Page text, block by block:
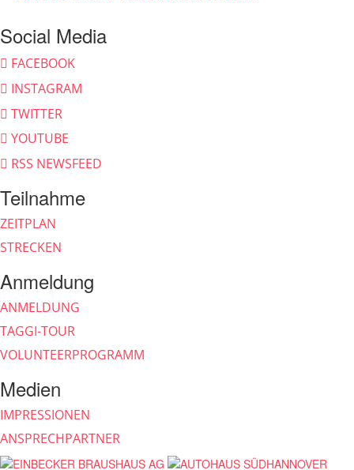
Social Media
FACEBOOK
INSTAGRAM
TWITTER
YOUTUBE
RSS NEWSFEED
Teilnahme
ZEITPLAN
STRECKEN
Anmeldung
ANMELDUNG
TAGGI-TOUR
VOLUNTEERPROGRAMM
Medien
IMPRESSIONEN
ANSPRECHPARTNER